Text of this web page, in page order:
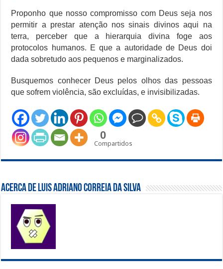
Proponho que nosso compromisso com Deus seja nos
permitir a prestar atenção nos sinais divinos aqui na
terra, perceber que a hierarquia divina foge aos
protocolos humanos. E que a autoridade de Deus doi
dada sobretudo aos pequenos e marginalizados.
Busquemos conhecer Deus pelos olhos das pessoas
que sofrem violência, são excluídas, e invisibilizadas.
0
Compartidos
Acerca de Luis Adriano Correia da Silva